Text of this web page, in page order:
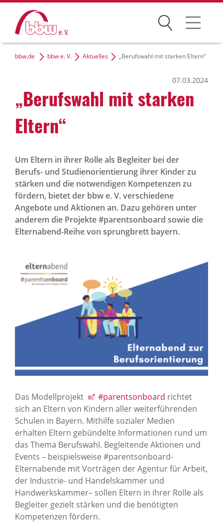
Suchen
Der bbw e. V.
Themen
Dialog und Netzwerke
Karriere
bbw-Gruppe
News Archiv
bbw.de bbw e. V. Aktuelles „Berufswahl mit starken Eltern“
„Berufs­wahl mit starken
Eltern“
07.03.2024
Um Eltern in ihrer Rolle als Begleiter bei der
Berufs- und Studienorientierung ihrer Kinder zu
stärken und die notwendigen Kompetenzen zu
fördern, bietet der bbw e. V. verschiedene
Angebote und Aktionen an. Dazu gehören unter
anderem die Projekte #parentsonboard sowie die
Elternabend-Reihe von sprungbrett bayern.
Das Modellprojekt #parentsonboard richtet
sich an Eltern von Kindern aller weiterführenden
Schulen in Bayern. Mithilfe sozialer Medien
erhalten Eltern gebündelte Informationen rund um
das Thema Berufswahl. Begleitende Aktionen und
Events – beispielsweise #parentsonboard-
Elternabende mit Vorträgen der Agentur für Arbeit,
der Industrie- und Handelskammer und
Handwerkskammer– sollen Eltern in ihrer Rolle als
Begleiter gezielt stärken und die benötigten
Kompetenzen fördern.